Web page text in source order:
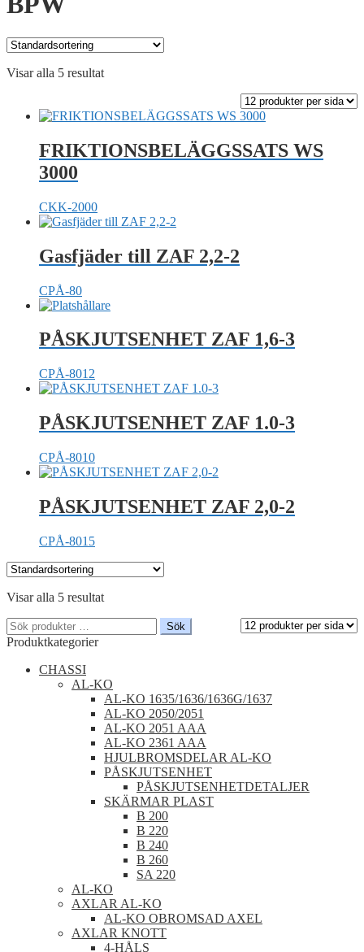
Visar alla 5 resultat
FRIKTIONSBELÄGGSSATS WS
3000
CKK-2000
Gasfjäder till ZAF 2,2-2
CPÅ-80
PÅSKJUTSENHET ZAF 1,6-3
CPÅ-8012
PÅSKJUTSENHET ZAF 1.0-3
CPÅ-8010
PÅSKJUTSENHET ZAF 2,0-2
CPÅ-8015
Visar alla 5 resultat
Sök
efter:
Sök
Produktkategorier
CHASSI
AL-KO
AL-KO 1635/1636/1636G/1637
AL-KO 2050/2051
AL-KO 2051 AAA
AL-KO 2361 AAA
HJULBROMSDELAR AL-KO
PÅSKJUTSENHET
PÅSKJUTSENHETDETALJER
SKÄRMAR PLAST
B 200
B 220
B 240
B 260
SA 220
AL-KO
AXLAR AL-KO
AL-KO OBROMSAD AXEL
AXLAR KNOTT
4-HÅLS